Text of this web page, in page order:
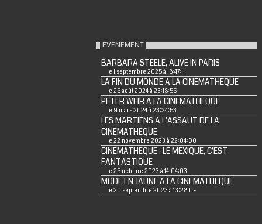
EVENEMENT
BARBARA STEELE, ALIVE IN PARIS
le 1 septembre 2025 à 18:47:11
LA FIN DU MONDE A LA CINEMATHEQUE
le 25 août 2024 à 23:18:55
PETER WEIR A LA CINEMATHEQUE
le 9 mars 2024 à 23:24:53
LES MARTIENS A L'ASSAUT DE LA
CINEMATHEQUE
le 22 novembre 2023 à 22:04:00
CINEMATHEQUE : LE MEXIQUE, C'EST
FANTASTIQUE
le 25 octobre 2023 à 14:04:03
MODE EN JAUNE A LA CINEMATHEQUE
le 20 septembre 2023 à 13:28:09